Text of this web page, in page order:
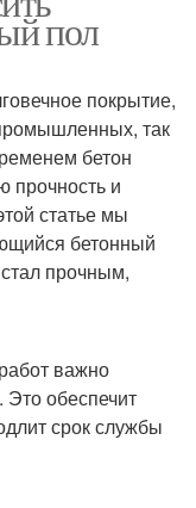
пол
покрытие,
так
бетон
прочность и
статье мы
бетонный
прочным,
важно
Это обеспечит
срок службы